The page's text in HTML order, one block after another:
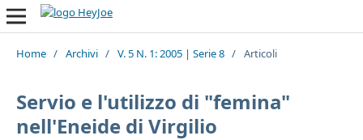
Home / Archivi / V. 5 N. 1: 2005 | Serie 8 / Articoli
Servio e l'utilizzo di "femina"
nell'Eneide di Virgilio